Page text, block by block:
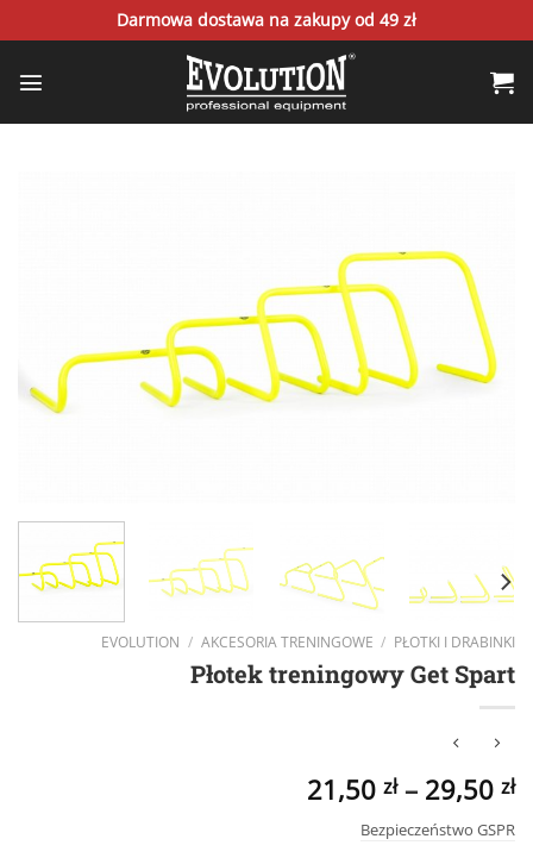
to
Darmowa dostawa na zakupy od 49 zł
EVOLUTION / AKCESORIA TRENINGOWE / PŁOTKI I DRABINKI
Płotek treningowy Get Spart
21,50 zł– 29,50 zł
Bezpieczeństwo GSPR